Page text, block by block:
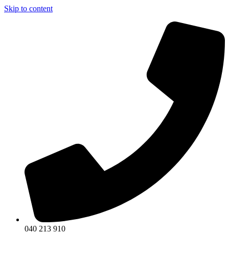
Skip to content
040 213 910